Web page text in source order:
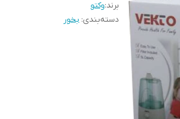
برند:وکتو
دسته‌بندی: بخور